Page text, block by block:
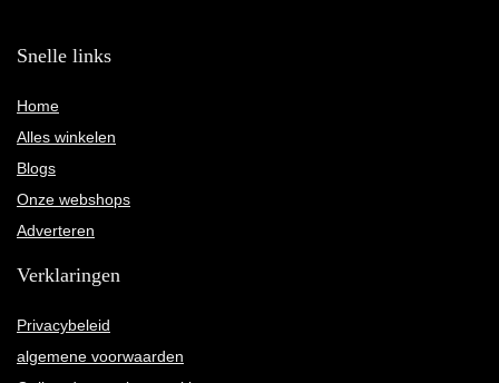
Snelle links
Home
Alles winkelen
Blogs
Onze webshops
Adverteren
Verklaringen
Privacybeleid
algemene voorwaarden